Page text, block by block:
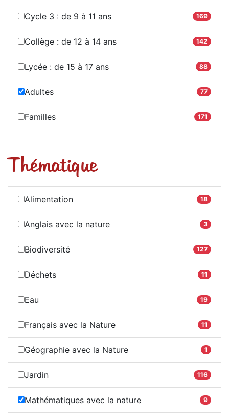
Cycle 3 : de 9 à 11 ans 169
Collège : de 12 à 14 ans 142
Lycée : de 15 à 17 ans 88
Adultes 77
Familles 171
Thématique
Alimentation 18
Anglais avec la nature 3
Biodiversité 127
Déchets 11
Eau 19
Français avec la Nature 11
Géographie avec la Nature 1
Jardin 116
Mathématiques avec la nature 9